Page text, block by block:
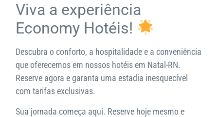
Viva a experiência
Economy Hotéis!
Descubra o conforto, a hospitalidade e a conveniência
que oferecemos em nossos hotéis em Natal-RN.
Reserve agora e garanta uma estadia inesquecível
com tarifas exclusivas.
Sua jornada começa aqui. Reserve hoje mesmo e